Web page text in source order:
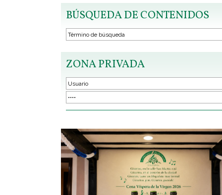
BÚSQUEDA DE CONTENIDOS
ZONA PRIVADA